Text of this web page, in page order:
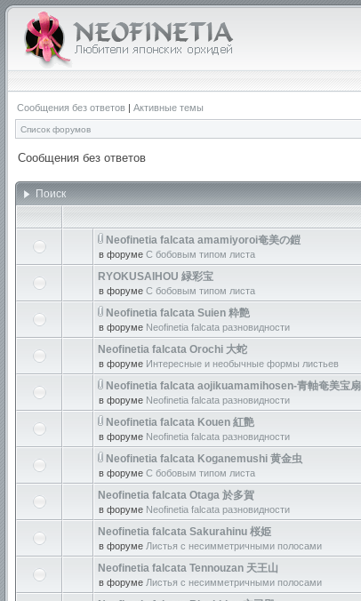
Сообщения без ответов | Активные темы
Список форумов
Сообщения без ответов
Поиск
Neofinetia falcata amamiyoroi奄美の鎧
в форуме С бобовым типом листа
RYOKUSAIHOU 緑彩宝
в форуме С бобовым типом листа
Neofinetia falcata Suien 粋艶
в форуме Neofinetia falcata разновидности
Neofinetia falcata Orochi 大蛇
в форуме Интересные и необычные формы листьев
Neofinetia falcata aojikuamamihosen-青軸奄美宝扇
в форуме Neofinetia falcata разновидности
Neofinetia falcata Kouen 紅艶
в форуме Neofinetia falcata разновидности
Neofinetia falcata Koganemushi 黄金虫
в форуме С бобовым типом листа
Neofinetia falcata Otaga 於多賀
в форуме Neofinetia falcata разновидности
Neofinetia falcata Sakurahinu 桜姫
в форуме Листья с несимметричными полосами
Neofinetia falcata Tennouzan 天王山
в форуме Листья с несимметричными полосами